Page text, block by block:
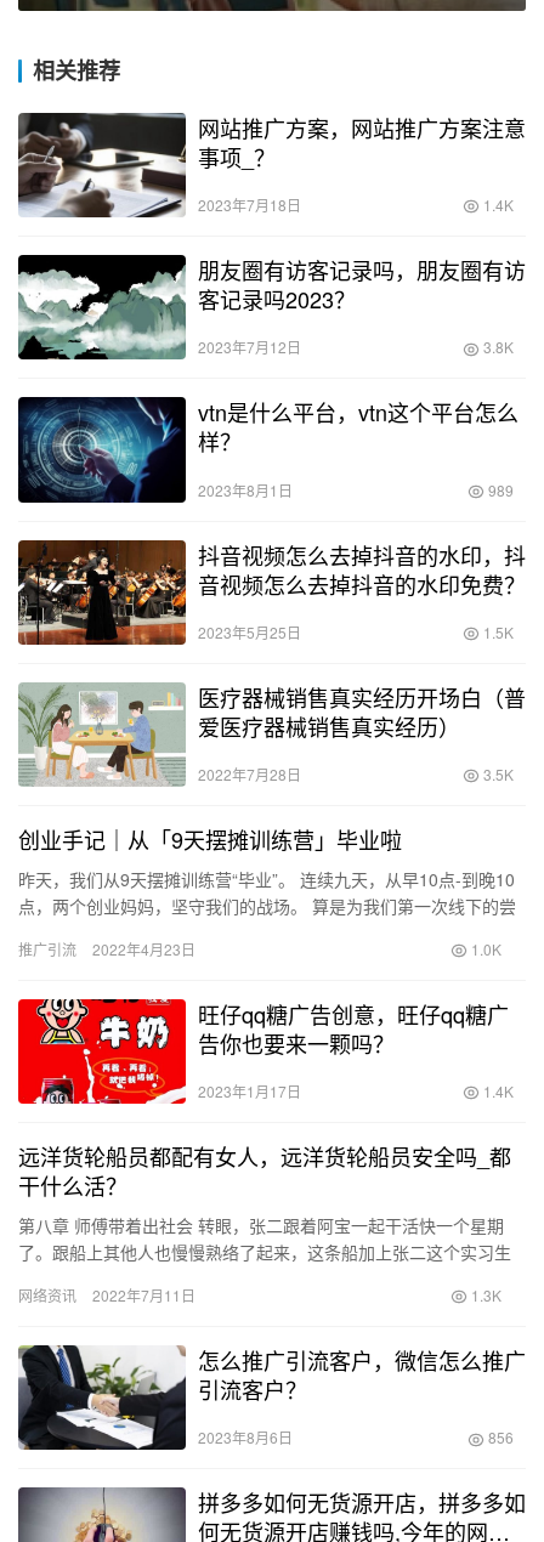
相关推荐
网站推广方案，网站推广方案注意
事项_？
2023年7月18日 1.4K
朋友圈有访客记录吗，朋友圈有访
客记录吗2023？
2023年7月12日 3.8K
vtn是什么平台，vtn这个平台怎么
样？
2023年8月1日 989
抖音视频怎么去掉抖音的水印，抖
音视频怎么去掉抖音的水印免费？
2023年5月25日 1.5K
医疗器械销售真实经历开场白（普
爱医疗器械销售真实经历）
2022年7月28日 3.5K
创业手记｜从「9天摆摊训练营」毕业啦
昨天，我们从9天摆摊训练营“毕业”。 连续九天，从早10点-到晚10
点，两个创业妈妈，坚守我们的战场。 算是为我们第一次线下的尝
推广引流 2022年4月23日 1.0K
旺仔qq糖广告创意，旺仔qq糖广
告你也要来一颗吗？
2023年1月17日 1.4K
远洋货轮船员都配有女人，远洋货轮船员安全吗_都
干什么活？
第八章 师傅带着出社会 转眼，张二跟着阿宝一起干活快一个星期
了。跟船上其他人也慢慢熟络了起来，这条船加上张二这个实习生
水…
网络资讯 2022年7月11日 1.3K
怎么推广引流客户，微信怎么推广
引流客户？
2023年8月6日 856
拼多多如何无货源开店，拼多多如
何无货源开店赚钱吗,今年的网店